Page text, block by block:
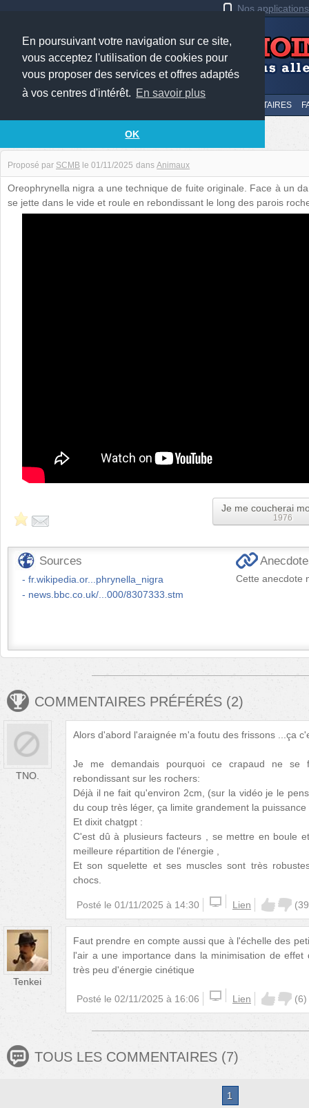
En poursuivant votre navigation sur ce site,
vous acceptez l'utilisation de cookies pour
vous proposer des services et offres adaptés
à vos centres d'intérêt. En savoir plus
OK
Nos
SUIVI DES COMMENTAIRES
Une méthode de fuite peu orthodoxe
Proposé par SCMB le 01/11/2025 dans Animaux
Oreophrynella nigra a une technique de fuite originale. Face à un
se jette dans le vide et roule en rebondissant le long des parois
Je me coucherai
1976
Sources
fr.wikipedia.or...phrynella_nigra
news.bbc.co.uk/...000/8307333.stm
Cette anecdote
COMMENTAIRES PRÉFÉRÉS (2)
TNO.
Alors d'abord l'araignée m'a foutu des frissons ...ça
Je me demandais pourquoi ce crapaud ne se
rebondissant sur les rochers:
Déjà il ne fait qu'environ 2cm, (sur la vidéo je le
du coup très léger, ça limite grandement la puissance
Et dixit chatgpt :
C'est dû à plusieurs facteurs , se mettre en boule
meilleure répartition de l'énergie ,
Et son squelette et ses muscles sont très
chocs.
Posté le 01/11/2025 à 14:30 Lien (39
Tenkei
Faut prendre en compte aussi que à l'échelle des
l'air a une importance dans la minimisation de
très peu d'énergie cinétique
Posté le 02/11/2025 à 16:06 Lien (6)
TOUS LES COMMENTAIRES (7)
1